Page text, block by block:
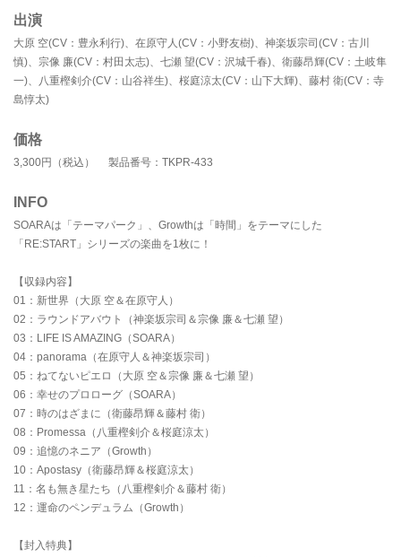
出演
大原 空(CV：豊永利行)、在原守人(CV：小野友樹)、神楽坂宗司(CV：古川
慎)、宗像 廉(CV：村田太志)、七瀬 望(CV：沢城千春)、衛藤昂輝(CV：土岐隼
一)、八重樫剣介(CV：山谷祥生)、桜庭涼太(CV：山下大輝)、藤村 衛(CV：寺
島惇太)
価格
3,300円（税込） 製品番号：TKPR-433
INFO
SOARAは「テーマパーク」、Growthは「時間」をテーマにした
「RE:START」シリーズの楽曲を1枚に！
【収録内容】
01：新世界（大原 空＆在原守人）
02：ラウンドアバウト（神楽坂宗司＆宗像 廉＆七瀬 望）
03：LIFE IS AMAZING（SOARA）
04：panorama（在原守人＆神楽坂宗司）
05：ねてないピエロ（大原 空＆宗像 廉＆七瀬 望）
06：幸せのプロローグ（SOARA）
07：時のはざまに（衛藤昂輝＆藤村 衛）
08：Promessa（八重樫剣介＆桜庭涼太）
09：追憶のネニア（Growth）
10：Apostasy（衛藤昂輝＆桜庭涼太）
11：名も無き星たち（八重樫剣介＆藤村 衛）
12：運命のペンデュラム（Growth）
【封入特典】